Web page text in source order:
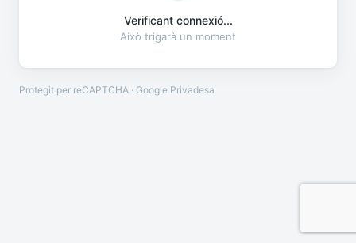
Verificant connexió...
Això trigarà un moment
Protegit per reCAPTCHA · Google Privadesa